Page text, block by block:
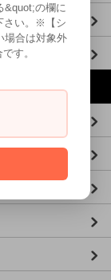
&quot;の欄に
さい。※【シ
場合は対象外
す。